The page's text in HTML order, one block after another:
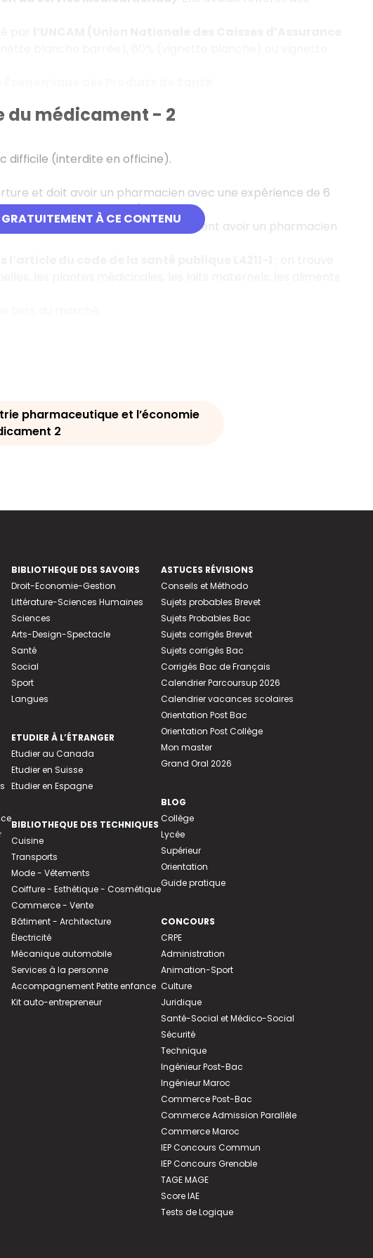
À CE CONTENU
du médicament - 2
difficile (interdite en officine).
et doit avoir un pharmacien avec une expérience de 6
et sous 24 heures).
et une pharmacie doit impérativement avoir un pharmacien
pharmaceutique et l’économie
2
BIBLIOTHEQUE DES SAVOIRS
Droit-Economie-Gestion
Littérature-Sciences Humaines
Sciences
Arts-Design-Spectacle
Santé
Social
Sport
Langues
ETUDIER À L’ÉTRANGER
Etudier au Canada
Etudier en Suisse
Etudier en Espagne
BIBLIOTHEQUE DES TECHNIQUES
Cuisine
Transports
Mode - Vêtements
Coiffure - Esthétique - Cosmétique
Commerce - Vente
Bâtiment - Architecture
Électricité
Mécanique automobile
Services à la personne
Accompagnement Petite enfance
Kit auto-entrepreneur
ASTUCES RÉVISIONS
Conseils et Méthodo
Sujets probables Brevet
Sujets Probables Bac
Sujets corrigés Brevet
Sujets corrigés Bac
Corrigés Bac de Français
Calendrier Parcoursup 2026
Calendrier vacances scolaires
Orientation Post Bac
Orientation Post Collège
Mon master
Grand Oral 2026
BLOG
Collège
Lycée
Supérieur
Orientation
Guide pratique
CONCOURS
CRPE
Administration
Animation-Sport
Culture
Juridique
Santé-Social et Médico-Social
Sécurité
Technique
Ingénieur Post-Bac
Ingénieur Maroc
Commerce Post-Bac
Commerce Admission Parallèle
Commerce Maroc
IEP Concours Commun
IEP Concours Grenoble
TAGE MAGE
Score IAE
Tests de Logique